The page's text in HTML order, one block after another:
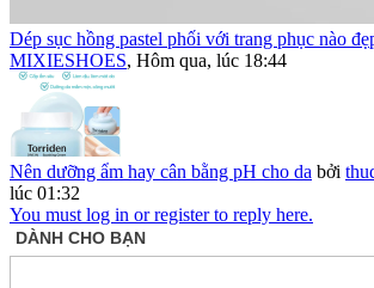
Dép sục hồng pastel phối với trang phục nào
MIXIESHOES, Hôm qua, lúc 18:44
Nên dưỡng ẩm hay cân bằng pH cho da bởi
lúc 01:32
You must log in or register to reply here.